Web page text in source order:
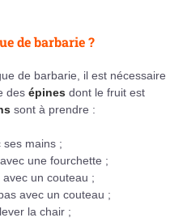
de barbarie ?
de barbarie, il est nécessaire
des épines dont le fruit est
sont à prendre :
ses mains ;
une fourchette ;
un couteau ;
avec un couteau ;
la chair ;